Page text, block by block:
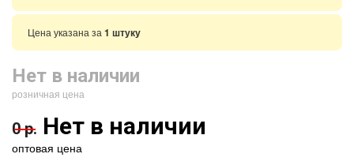
Цена указана за 1 штуку
Нет в наличии
розничная цена
0 р. Нет в наличии
оптовая цена